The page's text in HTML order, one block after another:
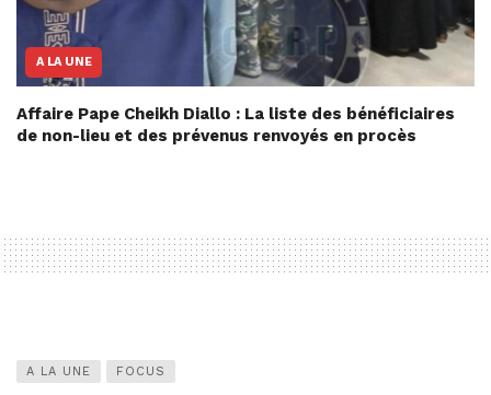
A LA UNE
Affaire Pape Cheikh Diallo : La liste des bénéficiaires
de non-lieu et des prévenus renvoyés en procès
A LA UNE FOCUS